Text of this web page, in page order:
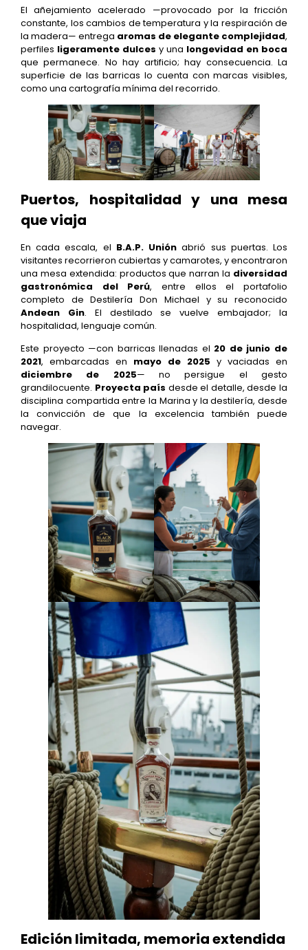
El añejamiento acelerado —provocado por la fricción
constante, los cambios de temperatura y la respiración de
la madera— entrega aromas de elegante complejidad,
perfiles ligeramente dulces y una longevidad en boca
que permanece. No hay artificio; hay consecuencia. La
superficie de las barricas lo cuenta con marcas visibles,
como una cartografía mínima del recorrido.
Puertos, hospitalidad y una mesa
que viaja
En cada escala, el B.A.P. Unión abrió sus puertas. Los
visitantes recorrieron cubiertas y camarotes, y encontraron
una mesa extendida: productos que narran la diversidad
gastronómica del Perú, entre ellos el portafolio
completo de Destilería Don Michael y su reconocido
Andean Gin. El destilado se vuelve embajador; la
hospitalidad, lenguaje común.
Este proyecto —con barricas llenadas el 20 de junio de
2021, embarcadas en mayo de 2025 y vaciadas en
diciembre de 2025— no persigue el gesto
grandilocuente. Proyecta país desde el detalle, desde la
disciplina compartida entre la Marina y la destilería, desde
la convicción de que la excelencia también puede
navegar.
Edición limitada, memoria extendida